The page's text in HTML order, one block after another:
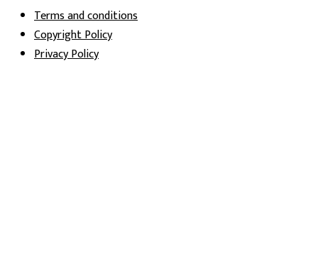
Terms and conditions
Copyright Policy
Privacy Policy